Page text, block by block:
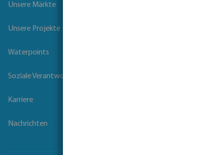
Unsere Märkte
Unsere Projekte
Waterpoints
Soziale Verantwortung der Unternehmen
Karriere
Nachrichten